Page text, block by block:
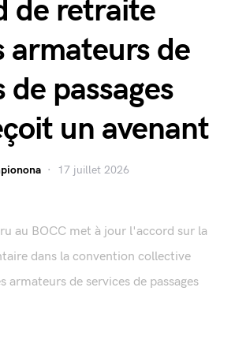
de retraite
armateurs de
de passages
un avenant
17 juillet 2026
au BOCC met à jour l'accord sur la
dans la convention collective
armateurs de services de passages